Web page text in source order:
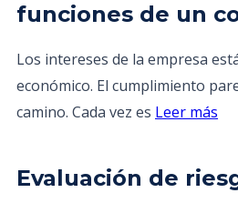
funciones de un
Los intereses de la empresa
económico. El cumplimiento
camino. Cada vez es Leer más
Evaluación de